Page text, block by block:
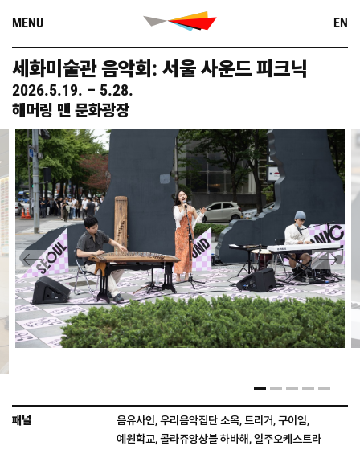
content
EN
MENU
세화미술관 음악회: 서울 사운드 피크닉
2026.5.19. – 5.28.
해머링 맨 문화광장
음유사인, 우리음악집단 소옥, 트리거, 구이임,
예원학교, 콜라쥬앙상블 하바해, 일주오케스트라